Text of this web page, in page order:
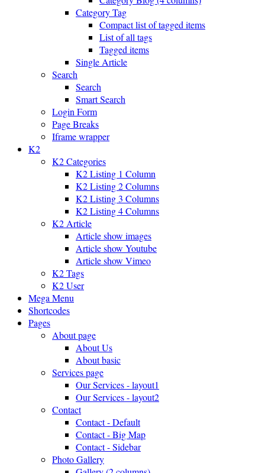
Category Tag
Compact list of tagged items
List of all tags
Tagged items
Single Article
Search
Search
Smart Search
Login Form
Page Breaks
Iframe wrapper
K2
K2 Categories
K2 Listing 1 Column
K2 Listing 2 Columns
K2 Listing 3 Columns
K2 Listing 4 Columns
K2 Article
Article show images
Article show Youtube
Article show Vimeo
K2 Tags
K2 User
Mega Menu
Shortcodes
Pages
About page
About Us
About basic
Services page
Our Services - layout1
Our Services - layout2
Contact
Contact - Default
Contact - Big Map
Contact - Sidebar
Photo Gallery